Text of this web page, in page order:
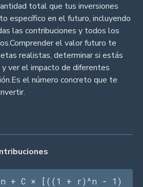
total que tus inversiones
específico en el futuro, incluyendo
las contribuciones y todos los
el valor futuro te
realistas, determinar si estás
ver el impacto de diferentes
el número concreto que te
+ C × [((1 + r)^n - 1)